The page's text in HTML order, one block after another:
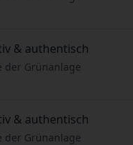
& authentisch
der Grünanlage
& authentisch
der Grünanlage